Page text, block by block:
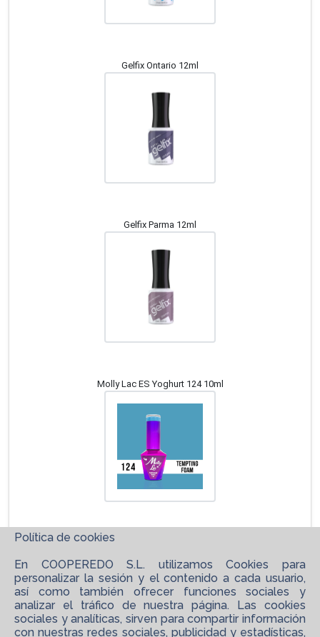
Gelfix Ontario 12ml
Gelfix Parma 12ml
Molly Lac ES Yoghurt 124 10ml
Política de cookies
En COOPEREDO S.L. utilizamos Cookies para
personalizar la sesión y el contenido a cada usuario,
así como también ofrecer funciones sociales y
analizar el tráfico de nuestra página. Las cookies
sociales y analíticas, sirven para compartir información
con nuestras redes sociales, publicidad y estadísticas,